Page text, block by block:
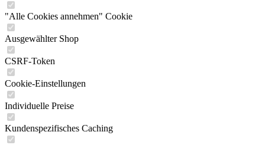
"Alle Cookies annehmen" Cookie
Ausgewählter Shop
CSRF-Token
Cookie-Einstellungen
Individuelle Preise
Kundenspezifisches Caching